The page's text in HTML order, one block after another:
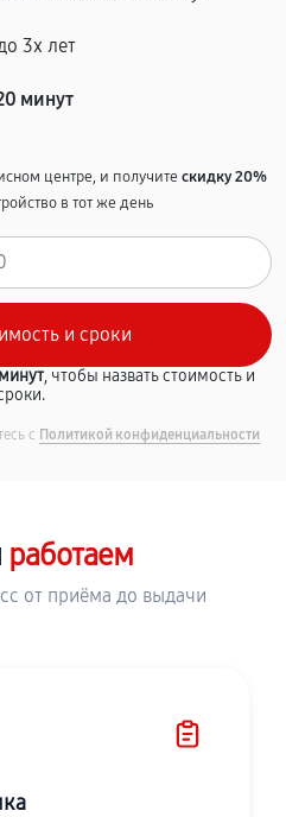
3х лет
минут
центре, и получитескидку 20%
в тот же день
, чтобы назвать стоимость и
с Политикой конфиденциальности
работаем
от приёма до выдачи